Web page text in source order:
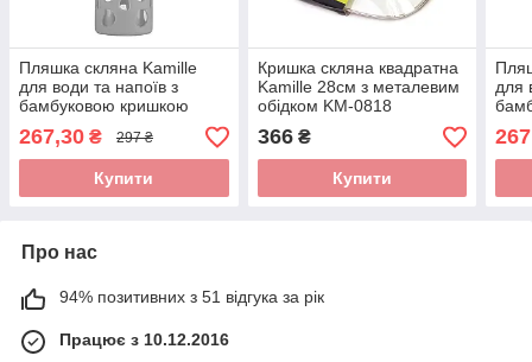
Пляшка скляна Kamille
для води та напоїв з
бамбуковою кришкою
багаторазова Сіра 500 мл
KM-9023
267,30 ₴ 297 ₴
Купити
Кришка скляна квадратна
Kamille 28см з металевим
обідком KM-0818
366₴
Купити
для
KM-
Про нас
94% позитивних з 51 відгука за рік
Працює з 10.12.2016